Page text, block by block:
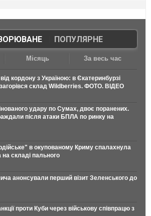
| ПОПУЛЯРНЕ
Місяць За весь час
кордону з Україною: в Єкатеринбурзі
загорівся склад Wildberries. ФОТО. ВІДЕО
удару по Сумах, двоє поранених.
після атаки БПЛА по ринку на
в окупованому Криму спалахнула
складі пального
анонсували перший візит Зеленського до
проти Куби через військову співпрацю з